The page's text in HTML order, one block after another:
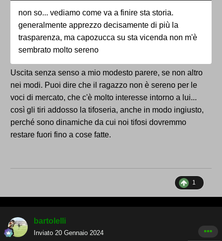
non so... vediamo come va a finire sta storia.
generalmente apprezzo decisamente di più la
trasparenza, ma capozucca su sta vicenda non m'è
sembrato molto sereno
Uscita senza senso a mio modesto parere, se non altro
nei modi. Puoi dire che il ragazzo non è sereno per le
voci di mercato, che c'è molto interesse intorno a lui...
così gli tiri addosso la tifoseria, anche in modo ingiusto,
perché sono dinamiche da cui noi tifosi dovremmo
restare fuori fino a cose fatte.
1
bartolelli
Inviato 20 Gennaio 2024